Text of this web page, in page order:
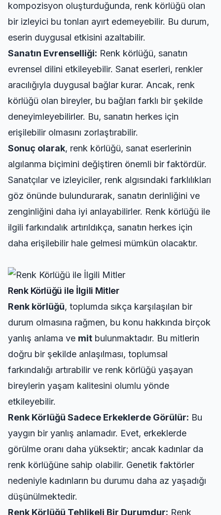
kompozisyon oluşturduğunda, renk körlüğü olan
bir izleyici bu tonları ayırt edemeyebilir. Bu durum,
eserin duygusal etkisini azaltabilir.
Sanatın Evrenselliği: Renk körlüğü, sanatın
evrensel dilini etkileyebilir. Sanat eserleri, renkler
aracılığıyla duygusal bağlar kurar. Ancak, renk
körlüğü olan bireyler, bu bağları farklı bir şekilde
deneyimleyebilirler. Bu, sanatın herkes için
erişilebilir olmasını zorlaştırabilir.
Sonuç olarak, renk körlüğü, sanat eserlerinin
algılanma biçimini değiştiren önemli bir faktördür.
Sanatçılar ve izleyiciler, renk algısındaki farklılıkları
göz önünde bulundurarak, sanatın derinliğini ve
zenginliğini daha iyi anlayabilirler. Renk körlüğü ile
ilgili farkındalık artırıldıkça, sanatın herkes için
daha erişilebilir hale gelmesi mümkün olacaktır.
Renk Körlüğü ile İlgili Mitler
Renk körlüğü, toplumda sıkça karşılaşılan bir
durum olmasına rağmen, bu konu hakkında birçok
yanlış anlama ve mit bulunmaktadır. Bu mitlerin
doğru bir şekilde anlaşılması, toplumsal
farkındalığı artırabilir ve renk körlüğü yaşayan
bireylerin yaşam kalitesini olumlu yönde
etkileyebilir.
Renk Körlüğü Sadece Erkeklerde Görülür: Bu
yaygın bir yanlış anlamadır. Evet, erkeklerde
görülme oranı daha yüksektir; ancak kadınlar da
renk körlüğüne sahip olabilir. Genetik faktörler
nedeniyle kadınların bu durumu daha az yaşadığı
düşünülmektedir.
Renk Körlüğü Tehlikeli Bir Durumdur: Renk